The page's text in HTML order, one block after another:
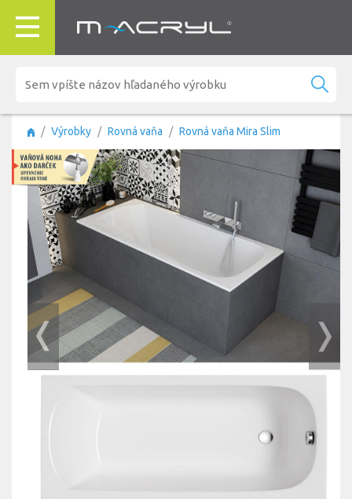
Výrobky Rovná vaňa Rovná vaňa Mira Slim